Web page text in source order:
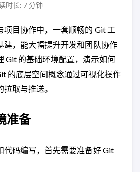
时长: 7 分钟
项目协作中，一套顺畅的 Git 工
建，能大幅提升开发和团队协作
Git 的基础环境配置，演示如何
的底层空间概念通过可视化操作
取与推送。
准备
代码编写，首先需要准备好 Git